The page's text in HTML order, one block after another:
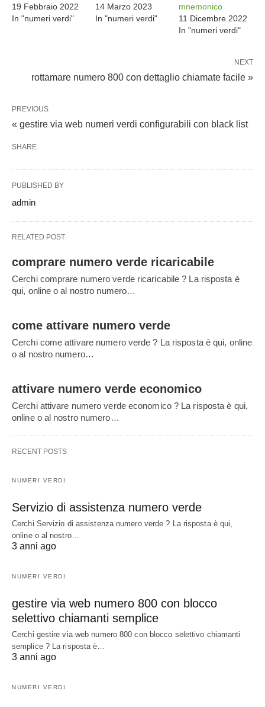
19 Febbraio 2022
In "numeri verdi"
14 Marzo 2023
In "numeri verdi"
mnemonico
11 Dicembre 2022
In "numeri verdi"
NEXT
rottamare numero 800 con dettaglio chiamate facile »
PREVIOUS
« gestire via web numeri verdi configurabili con black list
SHARE
PUBLISHED BY
admin
RELATED POST
comprare numero verde ricaricabile
Cerchi comprare numero verde ricaricabile ? La risposta è
qui, online o al nostro numero…
come attivare numero verde
Cerchi come attivare numero verde ? La risposta è qui, online
o al nostro numero…
attivare numero verde economico
Cerchi attivare numero verde economico ? La risposta è qui,
online o al nostro numero…
RECENT POSTS
NUMERI VERDI
Servizio di assistenza numero verde
Cerchi Servizio di assistenza numero verde ? La risposta è qui,
online o al nostro…
3 anni ago
NUMERI VERDI
gestire via web numero 800 con blocco
selettivo chiamanti semplice
Cerchi gestire via web numero 800 con blocco selettivo chiamanti
semplice ? La risposta è…
3 anni ago
NUMERI VERDI